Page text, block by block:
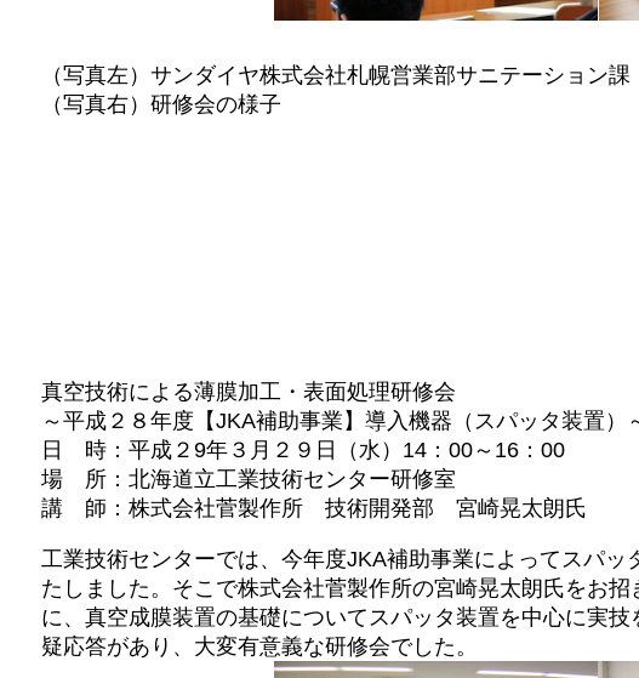
（写真左）サンダイヤ株式会社札幌営業部サニテーショ
（写真右）研修会の様子
真空技術による薄膜加工・表面処理研修会
～平成２８年度【JKA補助事業】導入機器（スパッタ装置）
日 時：平成２9年３月２９日（水）14：00～16：00
場 所：北海道立工業技術センター研修室
講 師：株式会社菅製作所 技術開発部 宮崎晃太朗氏
工業技術センターでは、今年度JKA補助事業によってスパ
たしました。そこで株式会社菅製作所の宮崎晃太朗氏をお
に、真空成膜装置の基礎についてスパッタ装置を中心に実
疑応答があり、大変有意義な研修会でした。